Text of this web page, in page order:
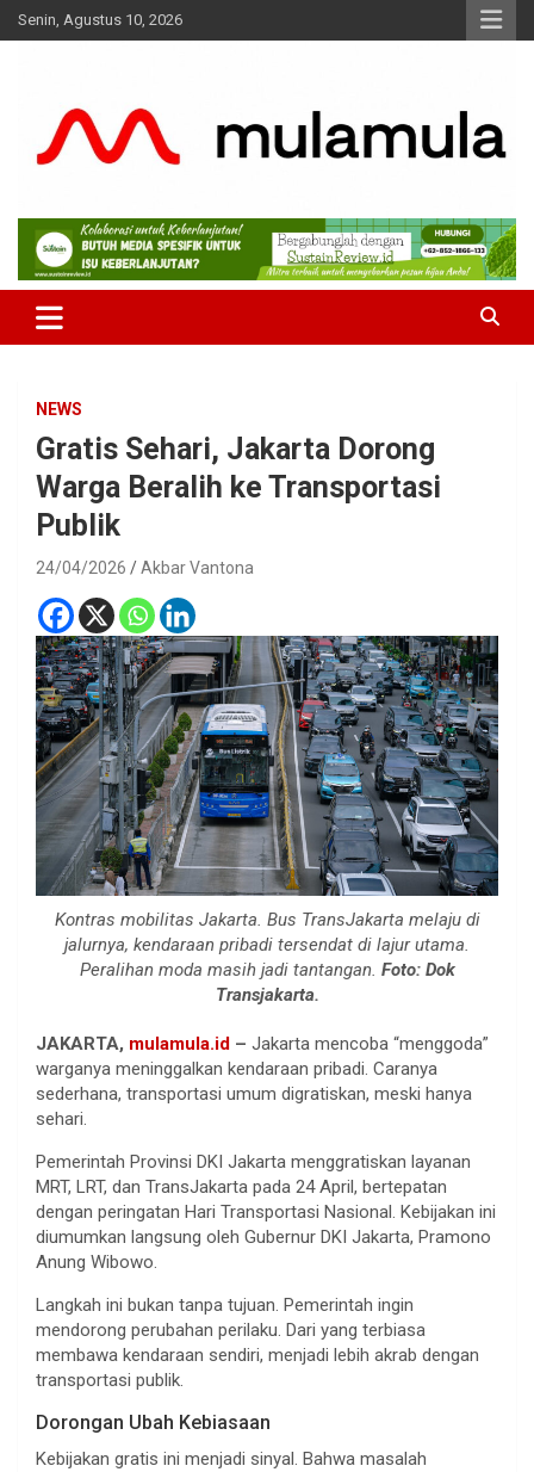
Skip
to
Senin, Agustus 10, 2026
MulaMula
Medianya para Gen Z
NEWS
Gratis Sehari, Jakarta Dorong
Warga Beralih ke Transportasi
Publik
24/04/2026 Akbar Vantona
Kontras mobilitas Jakarta. Bus TransJakarta melaju di
jalurnya, kendaraan pribadi tersendat di lajur utama.
Peralihan moda masih jadi tantangan. Foto: Dok
Transjakarta.
JAKARTA, mulamula.id – Jakarta mencoba “menggoda”
warganya meninggalkan kendaraan pribadi. Caranya
sederhana, transportasi umum digratiskan, meski hanya
sehari.
Pemerintah Provinsi DKI Jakarta menggratiskan layanan
MRT, LRT, dan TransJakarta pada 24 April, bertepatan
dengan peringatan Hari Transportasi Nasional. Kebijakan ini
diumumkan langsung oleh Gubernur DKI Jakarta, Pramono
Anung Wibowo.
Langkah ini bukan tanpa tujuan. Pemerintah ingin
mendorong perubahan perilaku. Dari yang terbiasa
membawa kendaraan sendiri, menjadi lebih akrab dengan
transportasi publik.
Dorongan Ubah Kebiasaan
Kebijakan gratis ini menjadi sinyal. Bahwa masalah